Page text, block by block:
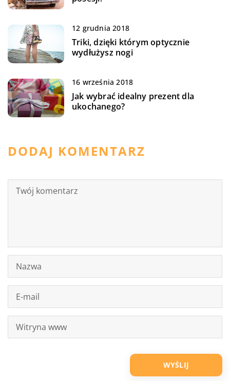
12 grudnia 2018
Triki, dzięki którym optycznie
wydłużysz nogi
16 września 2018
Jak wybrać idealny prezent dla
ukochanego?
DODAJ KOMENTARZ